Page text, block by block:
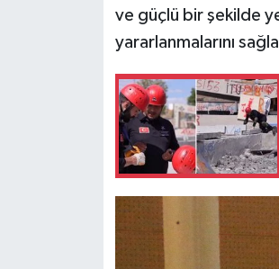
ve güçlü bir şekilde
yararlanmalarını